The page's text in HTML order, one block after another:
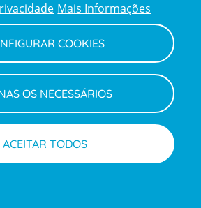
| Política de Privacidade e Cookies
Mais Informações
COOKIES
OS NECESSÁRIOS
ACEITAR TODOS